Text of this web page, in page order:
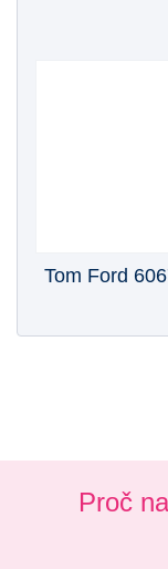
Tom Ford
Proč